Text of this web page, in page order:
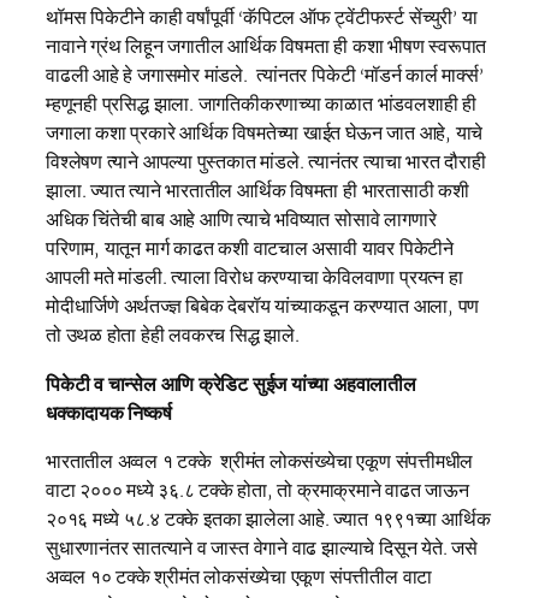
थॉमस पिकेटीने काही वर्षांपूर्वी ‘कॅपिटल ऑफ ट्वेंटीफर्स्ट सेंच्युरी’ या
नावाने ग्रंथ लिहून जगातील आर्थिक विषमता ही कशा भीषण स्वरूपात
वाढली आहे हे जगासमोर मांडले. त्यांनतर पिकेटी ‘मॉडर्न कार्ल मार्क्स’
म्हणूनही प्रसिद्ध झाला. जागतिकीकरणाच्या काळात भांडवलशाही ही
जगाला कशा प्रकारे आर्थिक विषमतेच्या खाईत घेऊन जात आहे, याचे
विश्लेषण त्याने आपल्या पुस्तकात मांडले. त्यानंतर त्याचा भारत दौराही
झाला. ज्यात त्याने भारतातील आर्थिक विषमता ही भारतासाठी कशी
अधिक चिंतेची बाब आहे आणि त्याचे भविष्यात सोसावे लागणारे
परिणाम, यातून मार्ग काढत कशी वाटचाल असावी यावर पिकेटीने
आपली मते मांडली. त्याला विरोध करण्याचा केविलवाणा प्रयत्न हा
मोदीधार्जिणे अर्थतज्ज्ञ बिबेक देबरॉय यांच्याकडून करण्यात आला, पण
तो उथळ होता हेही लवकरच सिद्ध झाले.
पिकेटी व चान्सेल आणि क्रेडिट सुईज यांच्या अहवालातील
धक्कादायक निष्कर्ष
भारतातील अव्वल १ टक्के श्रीमंत लोकसंख्येचा एकूण संपत्तीमधील
वाटा २००० मध्ये ३६.८ टक्के होता, तो क्रमाक्रमाने वाढत जाऊन
२०१६ मध्ये ५८.४ टक्के इतका झालेला आहे. ज्यात १९९१च्या आर्थिक
सुधारणानंतर सातत्याने व जास्त वेगाने वाढ झाल्याचे दिसून येते. जसे
अव्वल १० टक्के श्रीमंत लोकसंख्येचा एकूण संपत्तीतील वाटा